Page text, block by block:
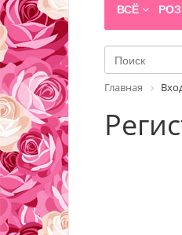
ВСЁ
Главная